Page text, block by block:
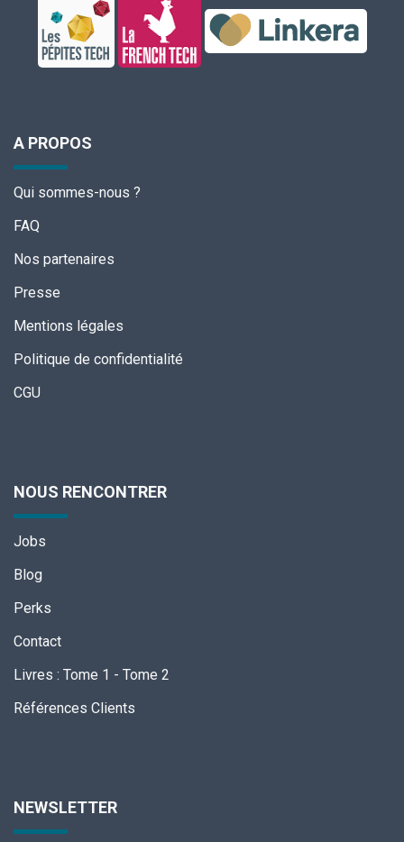
A PROPOS
Qui sommes-nous ?
FAQ
Nos partenaires
Presse
Mentions légales
Politique de confidentialité
CGU
NOUS RENCONTRER
Jobs
Blog
Perks
Contact
Livres : Tome 1 - Tome 2
Références Clients
NEWSLETTER